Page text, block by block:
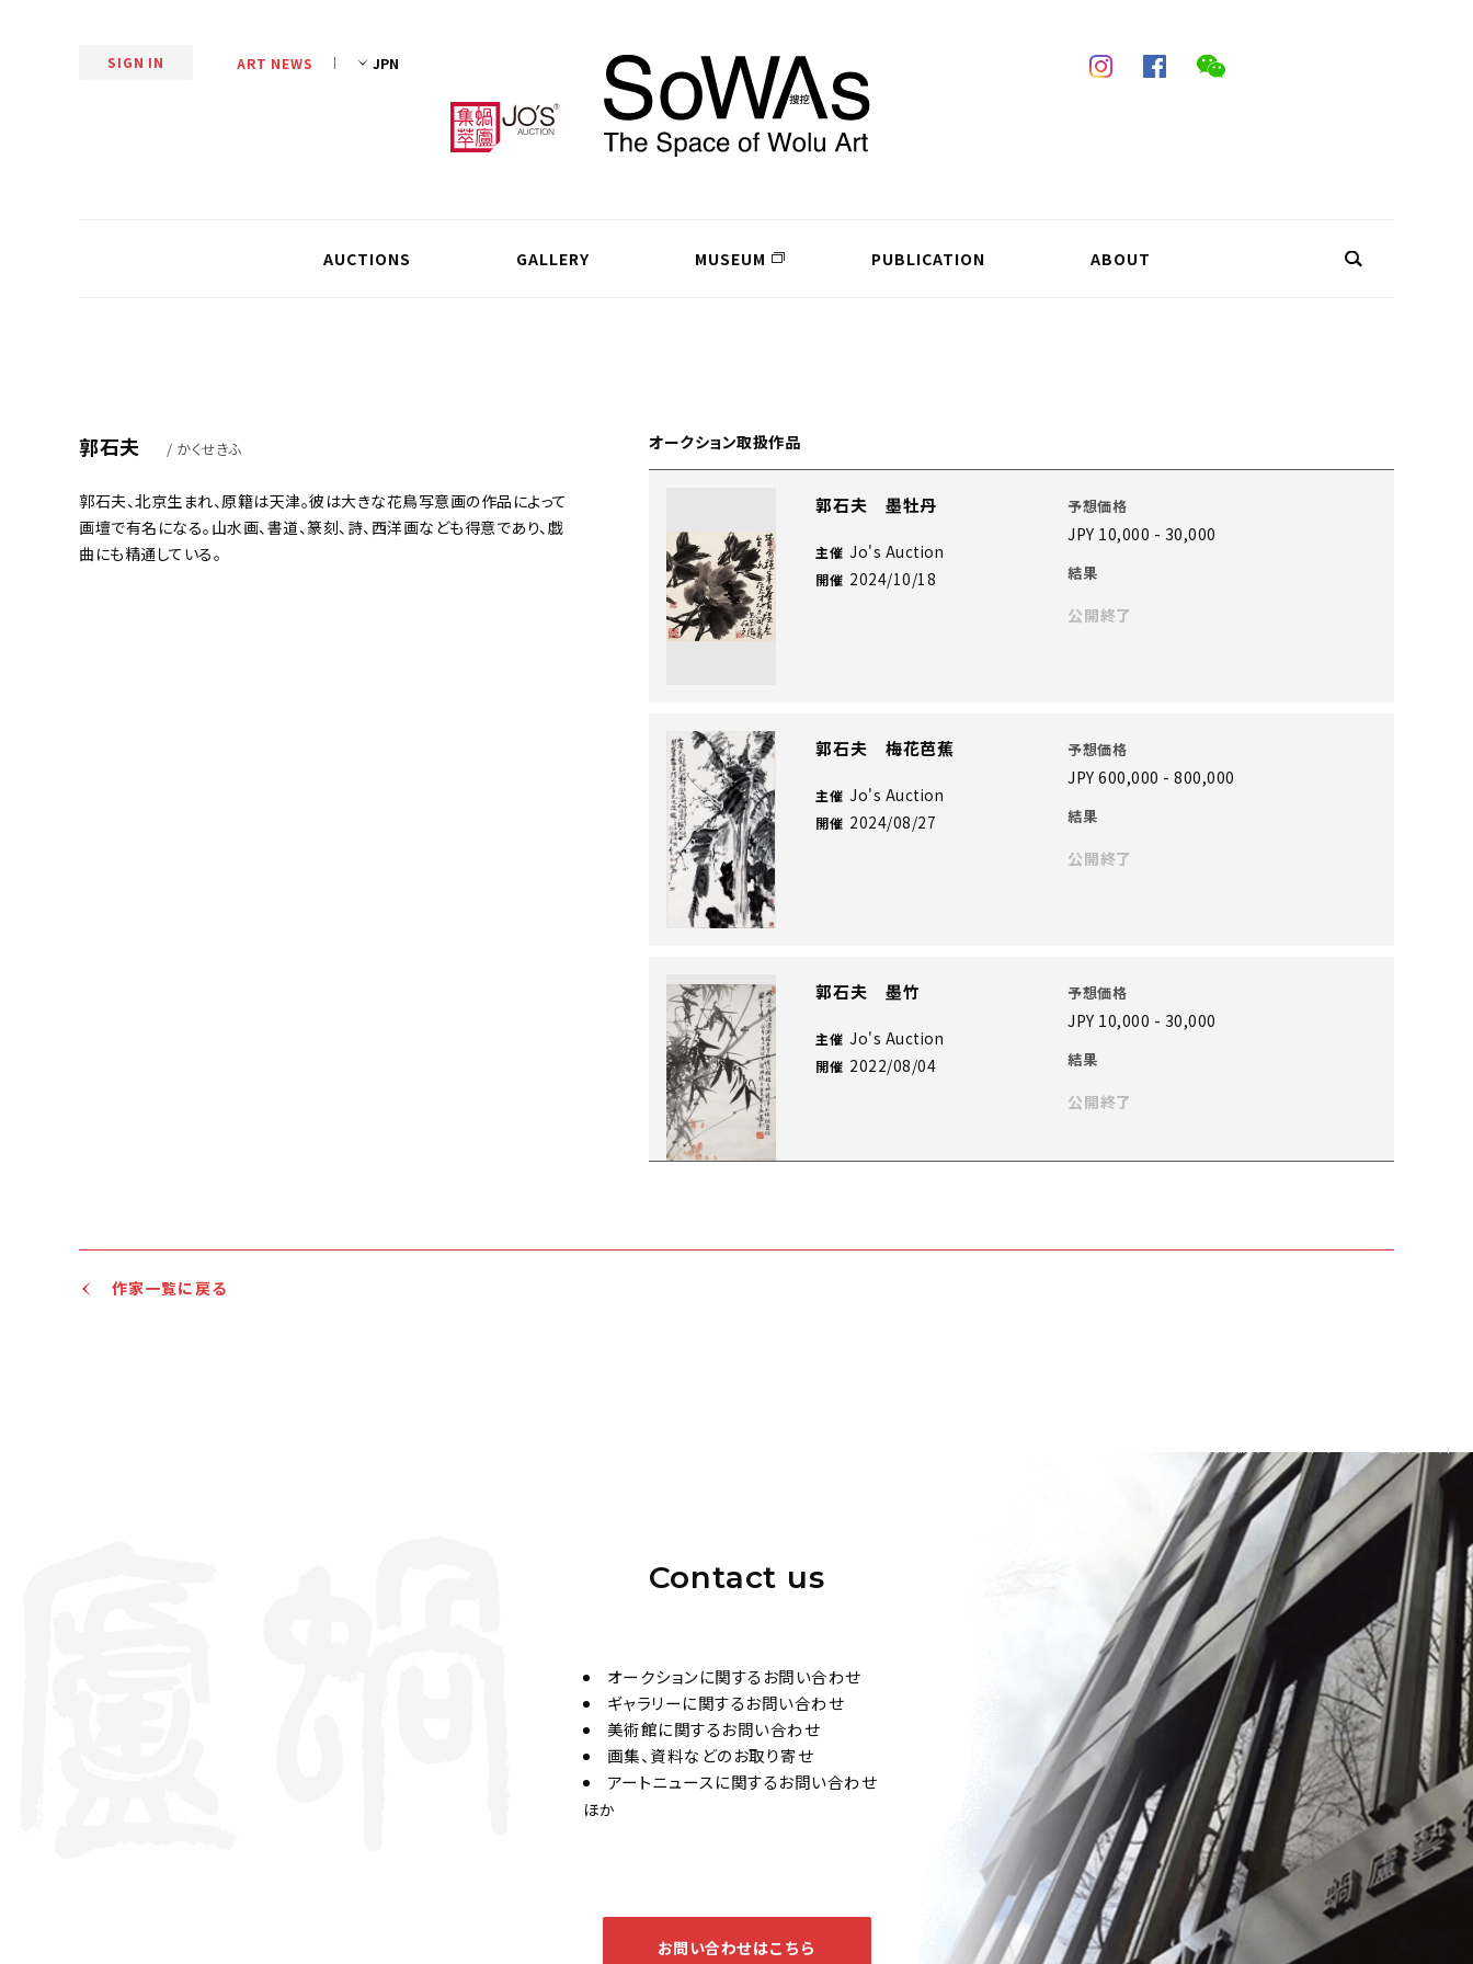
SIGN IN ART NEWS
AUCTIONS GALLERY MUSEUM PUBLICATION ABOUT
郭石夫 / かくせきふ
郭石夫、北京生まれ、原籍は天津。彼は大きな花鳥写意画の作品によって
画壇で有名になる。山水画、書道、篆刻、詩、西洋画なども得意であり、戯
曲にも精通している。
オークション取扱作品
郭石夫 墨牡丹
主催 Jo's Auction
開催 2024/10/18
予想価格
JPY 10,000 - 30,000
結果
公開終了
郭石夫 梅花芭蕉
主催 Jo's Auction
開催 2024/08/27
予想価格
JPY 600,000 - 800,000
結果
公開終了
郭石夫 墨竹
主催 Jo's Auction
開催 2022/08/04
予想価格
JPY 10,000 - 30,000
結果
公開終了
作家一覧に戻る
Contact us
オークションに関するお問い合わせ
ギャラリーに関するお問い合わせ
美術館に関するお問い合わせ
画集、資料などのお取り寄せ
アートニュースに関するお問い合わせ
ほか
お問い合わせはこちら